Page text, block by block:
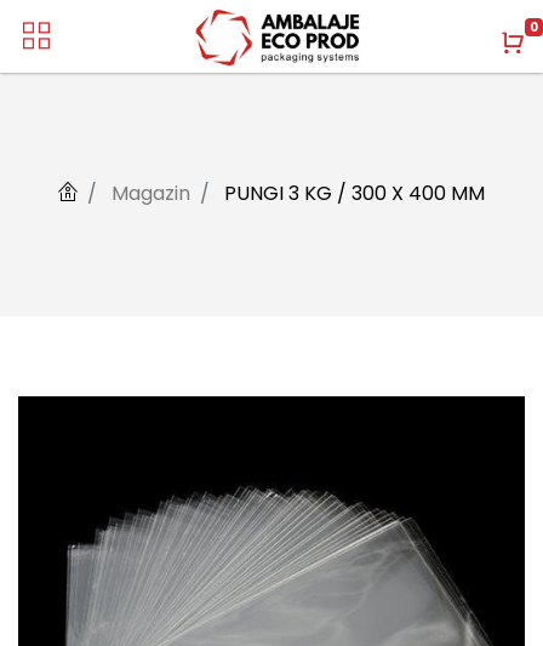
0
Magazin PUNGI 3 KG / 300 X 400 MM